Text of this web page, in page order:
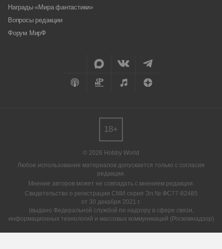
Награды «Мира фантастики»
Вопросы редакции
Форум МирФ
© 2026 Hobby World
Любое использование материалов допускается только с согласия
редакции.
Мнение авторов может не совпадать с мнением редакции.
Свидетельство о регистрации СМИ серия Эл № ФС77-82485
от 30 декабря 2021 г.
(выдано Федеральной службой по надзору в сфере связи,
информационных технологий и массовых коммуникаций (Роскомнадзор)
18+